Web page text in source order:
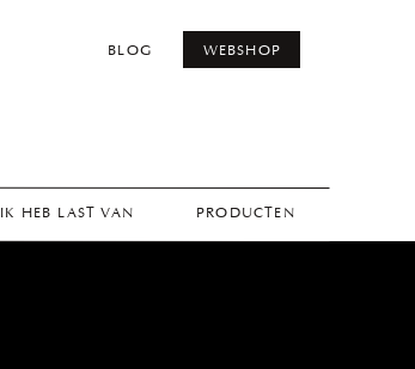
BLOG WEBSHOP
IK HEB LAST VAN PRODUCTEN